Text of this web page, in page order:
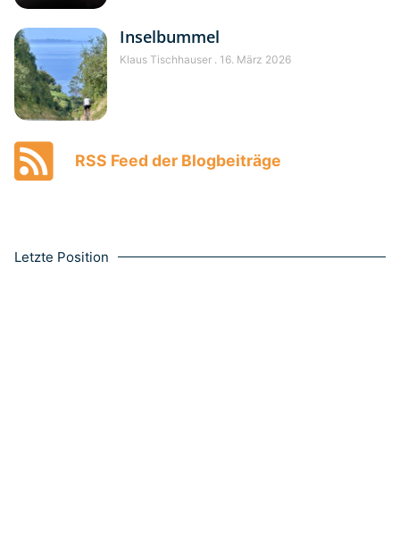
Inselbummel
Klaus Tischhauser 16. März 2026
RSS Feed der Blogbeiträge
Letzte Position